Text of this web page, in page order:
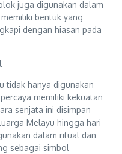
juga digunakan dalam
bentuk yang
dengan hiasan pada
tidak hanya digunakan
memiliki kekuatan
senjata ini disimpan
Melayu hingga hari
dalam ritual dan
sebagai simbol